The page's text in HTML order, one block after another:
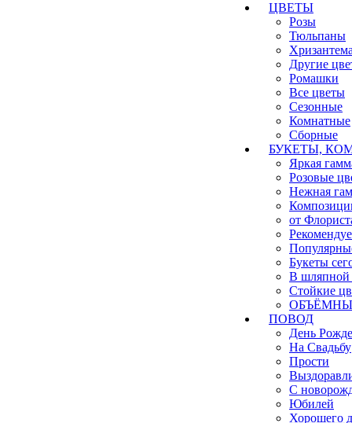
ЦВЕТЫ
Розы
Тюльпаны
Другие
Ромашки
Все цветы
Сезонные
Комнатные
Сборные
БУКЕТЫ,
Яркая
Розовые
Нежная
от
Букеты
В шляпной
Стойкие
ПОВОД
День
На Свадьбу
Прости
С
Юбилей
Хорошего